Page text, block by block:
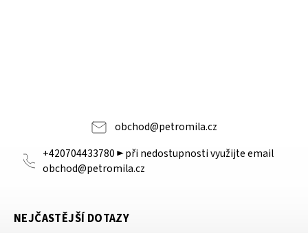
obchod@petromila.cz
+420704433780 ► při nedostupnosti využijte email
obchod@petromila.cz
NEJČASTĚJŠÍ DOTAZY